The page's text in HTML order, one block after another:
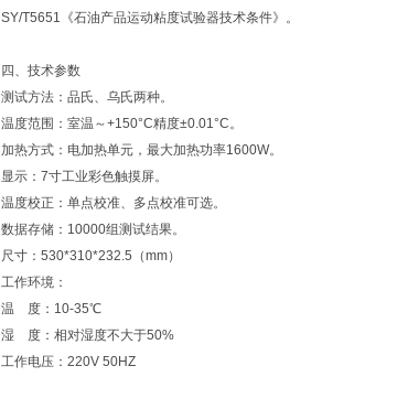
SY/T5651《石油产品运动粘度试验器技术条件》。
四、技术参数
测试方法：品氏、乌氏两种。
温度范围：室温～+150°C精度±0.01°C。
加热方式：电加热单元，最大加热功率1600W。
显示：7寸工业彩色触摸屏。
温度校正：单点校准、多点校准可选。
数据存储：10000组测试结果。
尺寸：530*310*232.5（mm）
工作环境：
温 度：10-35℃
湿 度：相对湿度不大于50%
工作电压：220V 50HZ